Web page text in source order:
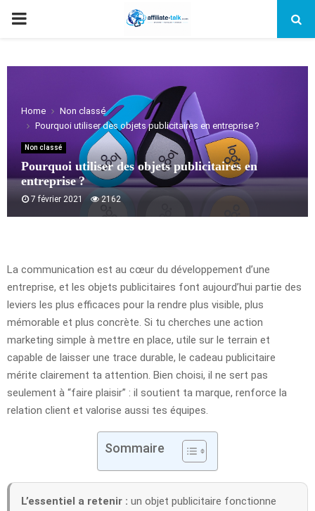
PRIMARY
Home
Non classé
Pourquoi utiliser des objets publicitaires en entreprise ?
Non classé
Pourquoi utiliser des objets publicitaires en
entreprise ?
7 février 2021 2162
La communication est au cœur du développement d’une
entreprise, et les objets publicitaires font aujourd’hui partie des
leviers les plus efficaces pour la rendre plus visible, plus
mémorable et plus concrète. Si tu cherches une action
marketing simple à mettre en place, utile sur le terrain et
capable de laisser une trace durable, le cadeau publicitaire
mérite clairement ta attention. Bien choisi, il ne sert pas
seulement à “faire plaisir” : il soutient ta marque, renforce la
relation client et valorise aussi tes équipes.
Sommaire
L’essentiel a retenir : un objet publicitaire fonctionne